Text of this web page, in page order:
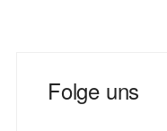
Folge uns